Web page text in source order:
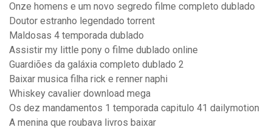
Onze homens e um novo segredo filme completo dublado
Doutor estranho legendado torrent
Maldosas 4 temporada dublado
Assistir my little pony o filme dublado online
Guardiões da galáxia completo dublado 2
Baixar musica filha rick e renner naphi
Whiskey cavalier download mega
Os dez mandamentos 1 temporada capitulo 41 dailymotion
A menina que roubava livros baixar